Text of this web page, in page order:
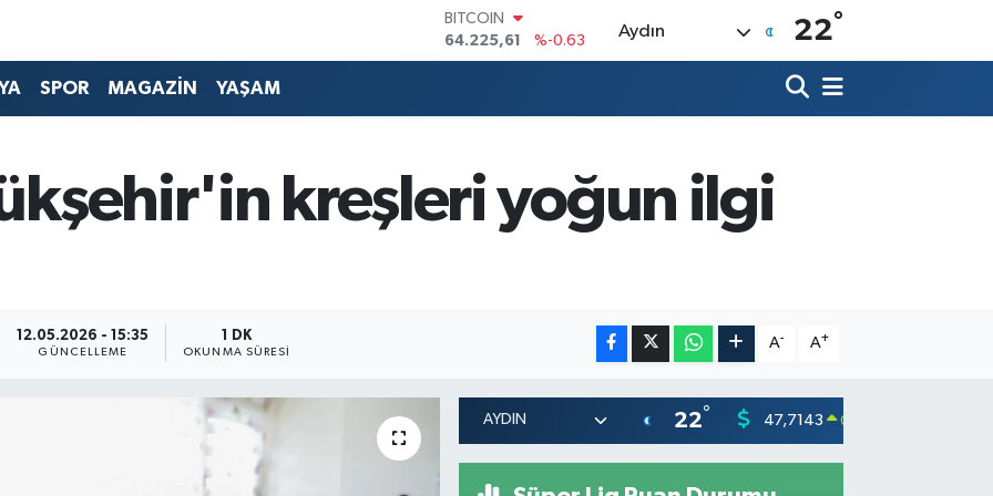
DOLAR
47,7143
%0.16
EURO
6510.40
BİST100
13.799
%70
Aydın 22°
SPOR MAGAZİN YAŞAM
kreşleri yoğun ilgi
12.05.2026 - 15:35
GÜNCELLEME
1 DK
OKUNMA SÜRESI
A- A+
22° 47,7143 0.16